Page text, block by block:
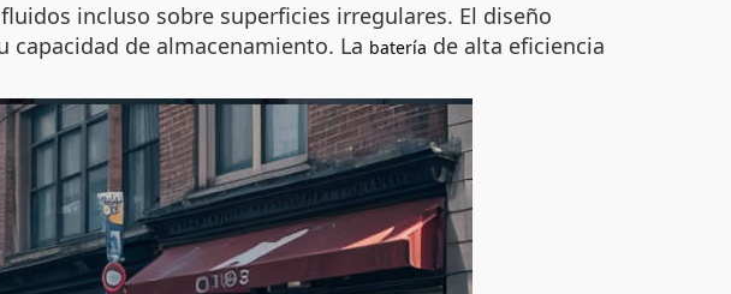
incluso sobre superficies irregulares. El diseño
de almacenamiento. La batería de alta eficiencia